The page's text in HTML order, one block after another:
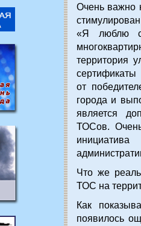
Очень важно
«Я люблю
территория
сертификаты
от
города и
является
ТОСов.
Что же
ТОС на
Как
появилось